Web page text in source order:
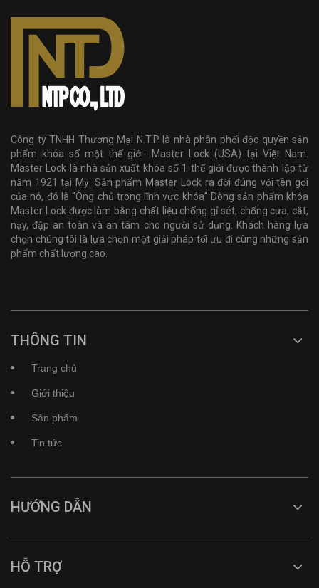
Công ty TNHH Thương Mại N.T.P là nhà phân phối độc quyền sản
phẩm khóa số một thế giới- Master Lock (USA) tại Việt Nam.
Master Lock là nhà sản xuất khóa số 1 thế giới được thành lập từ
năm 1921 tại Mỹ. Sản phẩm Master Lock ra đời đúng với tên gọi
của nó, đó là “Ông chủ trong lĩnh vực khóa” Dòng sản phẩm khóa
Master Lock được làm bằng chất liệu chống gỉ sét, chống cưa, cắt,
nạy, đập an toàn và an tâm cho người sử dụng. Khách hàng lựa
chọn chúng tôi là lựa chọn một giải pháp tối ưu đi cùng những sản
phẩm chất lượng cao.
THÔNG TIN
Trang chủ
Giới thiệu
Sản phẩm
Tin tức
HƯỚNG DẪN
HỖ TRỢ